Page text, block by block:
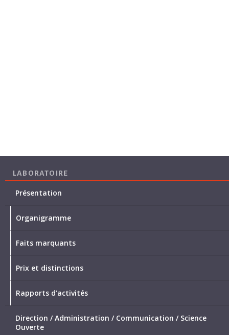
LABORATOIRE
Présentation
Organigramme
Faits marquants
Prix et distinctions
Rapports d’activités
Direction / Administration / Communication / Science
Ouverte